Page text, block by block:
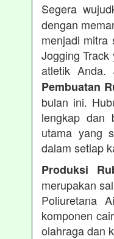
Segera
dengan
menjadi mitra
Jogging
atletik Anda.
Pembuatan
bulan ini.
lengkap dan
utama yang
dalam setiap
Produksi
merupakan
Poliuretana
komponen
olahraga dan